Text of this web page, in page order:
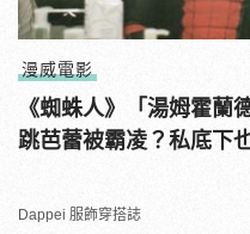
漫威電影
《蜘蛛人》「湯姆霍蘭
跳芭蕾被霸凌？私底下
Dappei 服飾穿搭誌